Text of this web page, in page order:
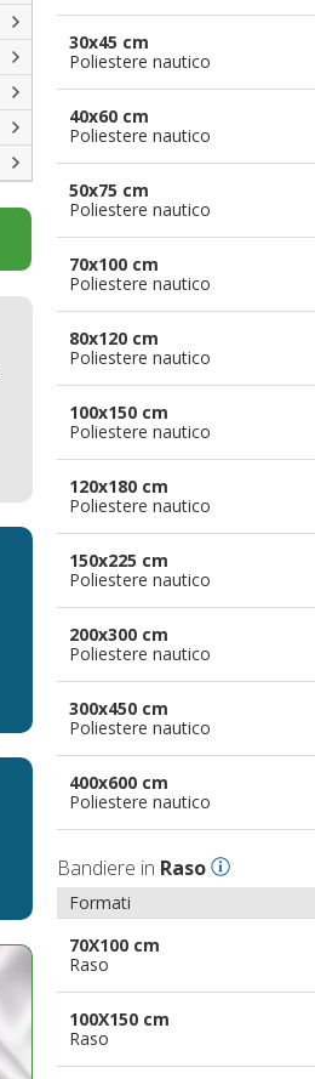
30x45 cm
Poliestere nautico
40x60 cm
Poliestere nautico
50x75 cm
Poliestere nautico
70x100 cm
Poliestere nautico
80x120 cm
Poliestere nautico
100x150 cm
Poliestere nautico
120x180 cm
Poliestere nautico
150x225 cm
Poliestere nautico
200x300 cm
Poliestere nautico
300x450 cm
Poliestere nautico
400x600 cm
Poliestere nautico
Bandiere in Raso
Formati
70X100 cm
Raso
100X150 cm
Raso